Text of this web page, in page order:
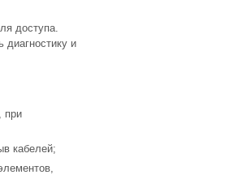
доступа.
диагностику и
при
кабелей;